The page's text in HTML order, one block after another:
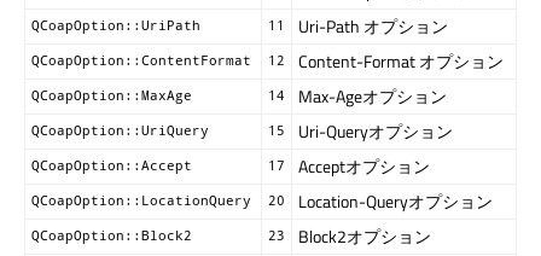
QCoapOption::UriPath 11 Uri-Path オプション
QCoapOption::ContentFormat 12 Content-Format オプション
QCoapOption::MaxAge 14 Max-Ageオプション
QCoapOption::UriQuery 15 Uri-Queryオプション
QCoapOption::Accept 17 Acceptオプション
QCoapOption::LocationQuery 20 Location-Queryオプション
QCoapOption::Block2 23 Block2オプション